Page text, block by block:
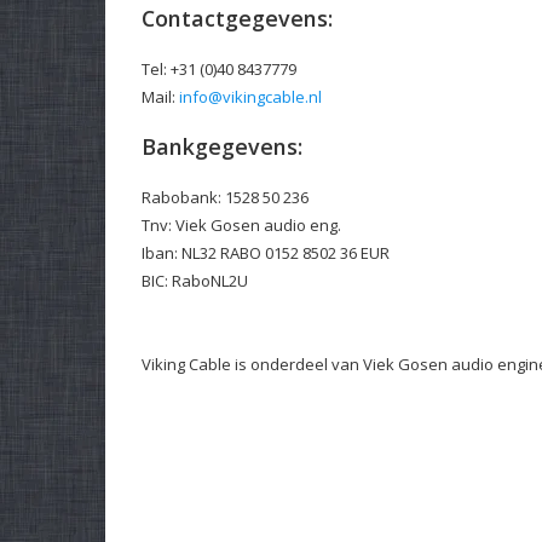
Contactgegevens:
Tel: +31 (0)40 8437779
Mail: info@vikingcable.nl
Bankgegevens:
Rabobank: 1528 50 236
Tnv: Viek Gosen audio eng.
Iban: NL32 RABO 0152 8502 36 EUR
BIC: RaboNL2U
Viking Cable is onderdeel van Viek Gosen audio